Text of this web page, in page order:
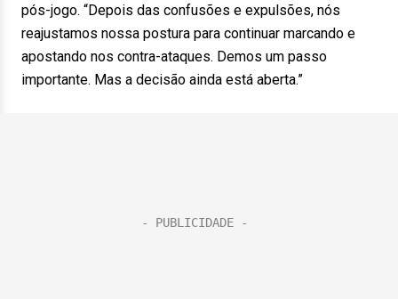
pós-jogo. “Depois das confusões e expulsões, nós
reajustamos nossa postura para continuar marcando e
apostando nos contra-ataques. Demos um passo
importante. Mas a decisão ainda está aberta.”